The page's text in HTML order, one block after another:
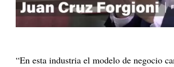
“En esta industria el modelo de negocio